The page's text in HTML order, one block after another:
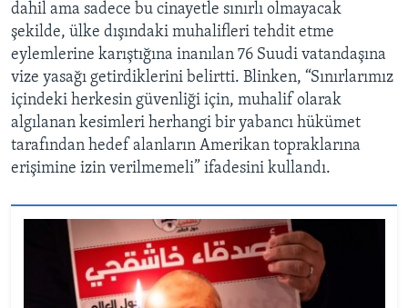
dahil ama sadece bu cinayetle sınırlı olmayacak
şekilde, ülke dışındaki muhalifleri tehdit etme
eylemlerine karıştığına inanılan 76 Suudi vatandaşına
vize yasağı getirdiklerini belirtti. Blinken, “Sınırlarımız
içindeki herkesin güvenliği için, muhalif olarak
algılanan kesimleri herhangi bir yabancı hükümet
tarafından hedef alanların Amerikan topraklarına
erişimine izin verilmemeli” ifadesini kullandı.